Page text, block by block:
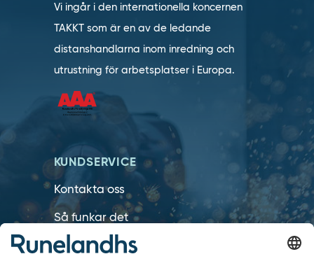
Vi ingår i den internationella koncernen
TAKKT som är en av de ledande
distanshandlarna inom inredning och
utrustning för arbetsplatser i Europa.
KUNDSERVICE
Kontakta oss
Så funkar det
Försäljningsvillkor